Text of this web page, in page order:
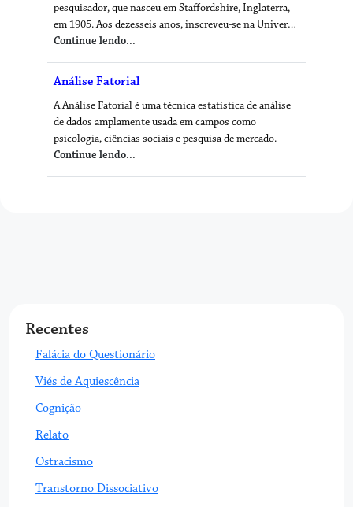
pesquisador, que nasceu em Staffordshire, Inglaterra,
em 1905. Aos dezesseis anos, inscreveu-se na Univer…
Continue lendo...
Análise Fatorial
A Análise Fatorial é uma técnica estatística de análise
de dados amplamente usada em campos como
psicologia, ciências sociais e pesquisa de mercado.
Continue lendo...
Recentes
Falácia do Questionário
Viés de Aquiescência
Cognição
Relato
Ostracismo
Transtorno Dissociativo